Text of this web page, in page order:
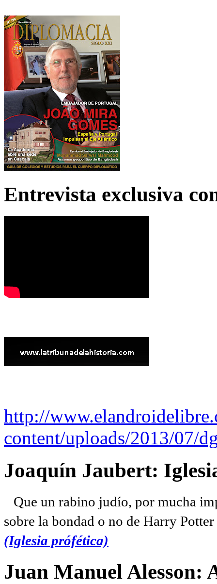
Entrevista exclusiva
http://
content/uploads/2013/07/
Joaquín Jaubert:
Que un rabino judío, por mucha
sobre la bondad o no de Harry
(Iglesia prófética)
Juan Manuel Alesson: